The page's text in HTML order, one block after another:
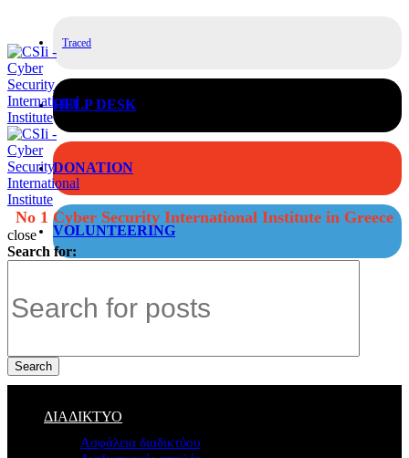
Traced
HELP DESK
DONATION
VOLUNTEERING
No 1 Cyber Security International Institute in Greece
close
Search for:
Search
ΔΙΑΔΙΚΤΥΟ
Ασφάλεια διαδικτύου